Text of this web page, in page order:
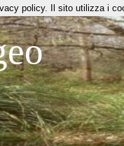
policy. Il sito utilizza i